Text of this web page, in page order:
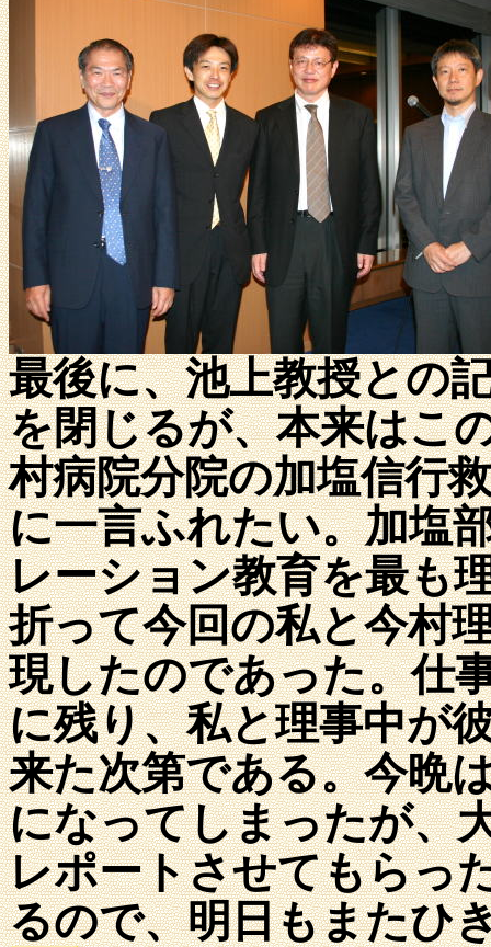
最後に、池上教授との
を閉じるが、本来はこ
村病院分院の加塩信行
に一言ふれたい。加塩
レーション教育を最も
折って今回の私と今村
現したのであった。仕
に残り、私と理事中が
来た次第である。今晩
になってしまったが、
レポートさせてもらっ
るので、明日もまたひ